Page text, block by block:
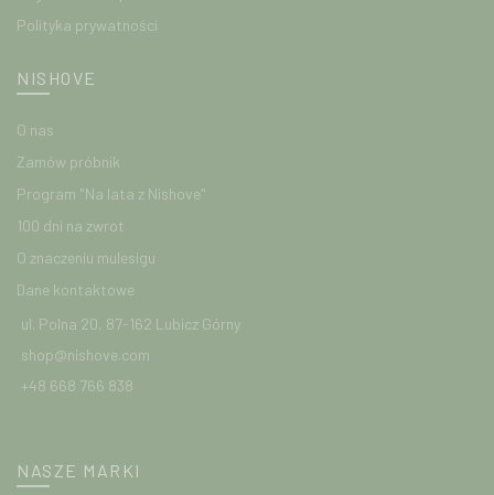
Polityka prywatności
NISHOVE
O nas
Zamów próbnik
Program "Na lata z Nishove"
100 dni na zwrot
O znaczeniu mulesigu
Dane kontaktowe
ul. Polna 20, 87-162 Lubicz Górny
shop@nishove.com
+48 668 766 838
NASZE MARKI